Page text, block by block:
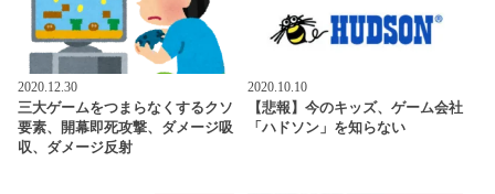
2020.12.30
三大ゲームをつまらなくするクソ
要素、開幕即死攻撃、ダメージ吸
収、ダメージ反射
2020.10.10
【悲報】今のキッズ、ゲーム会社
「ハドソン」を知らない